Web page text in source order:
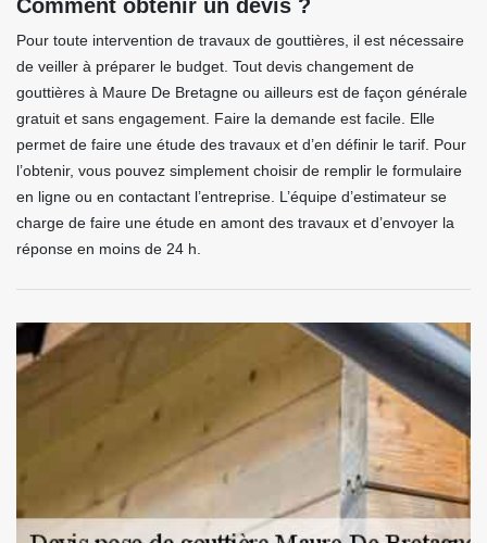
Comment obtenir un devis ?
Pour toute intervention de travaux de gouttières, il est nécessaire
de veiller à préparer le budget. Tout devis changement de
gouttières à Maure De Bretagne ou ailleurs est de façon générale
gratuit et sans engagement. Faire la demande est facile. Elle
permet de faire une étude des travaux et d’en définir le tarif. Pour
l’obtenir, vous pouvez simplement choisir de remplir le formulaire
en ligne ou en contactant l’entreprise. L’équipe d’estimateur se
charge de faire une étude en amont des travaux et d’envoyer la
réponse en moins de 24 h.